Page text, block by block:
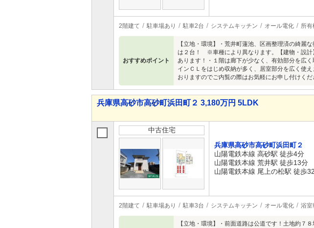
2階建て 駐車場あり 駐車2台 システムキッチン オール電化 所有
おすすめポイント
【立地・環境】・荒井町蓮池、区画整理済の綺麗
は２台！ ※車種により異なります。【建物・設計
あります！・１階は廊下が少なく、有効部分を広
インＣＬをはじめ収納が多く、居室部分を広く使
おりますのでご内覧の際はお気軽にお申し付けくだ
兵庫県高砂市高砂町浜田町２ 3,180万円 5LDK
中古住宅
兵庫県高砂市高砂町浜田町２
山陽電鉄本線 高砂駅 徒歩4分
山陽電鉄本線 荒井駅 徒歩13分
山陽電鉄本線 尾上の松駅 徒歩
2階建て 駐車場あり 駐車3台 システムキッチン オール電化 浴室
【立地・環境】・前面道路は公道です！土地約７